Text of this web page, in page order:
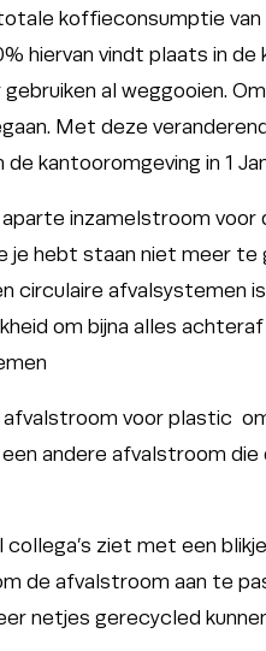
koffieconsumptie van
hiervan vindt plaats in de
al weggooien.
Met deze
kantooromgeving in 1
inzamelstroom voor
je hebt staan niet meer te
circulaire afvalsystemen
om bijna alles
afvalstroom voor plastic
andere afvalstroom
collega’s ziet met een
de afvalstroom aan te
netjes gerecycled